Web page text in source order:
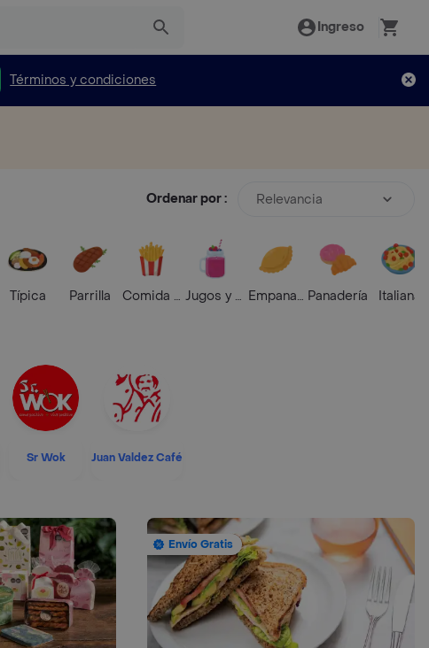
Ingreso
Términos y condiciones
Ordenar por : Relevancia
Típica Parrilla Comida RápidaJugos y BatidosEmpanadasPanadería Italiana
Sr Wok Juan Valdez Café
Envío Gratis